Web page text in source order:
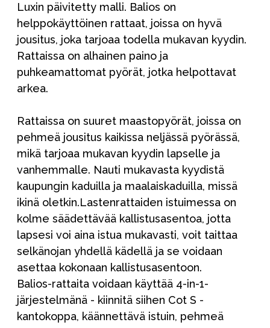
Luxin päivitetty malli. Balios on
helppokäyttöinen rattaat, joissa on hyvä
jousitus, joka tarjoaa todella mukavan kyydin.
Rattaissa on alhainen paino ja
puhkeamattomat pyörät, jotka helpottavat
arkea.
Rattaissa on suuret maastopyörät, joissa on
pehmeä jousitus kaikissa neljässä pyörässä,
mikä tarjoaa mukavan kyydin lapselle ja
vanhemmalle. Nauti mukavasta kyydistä
kaupungin kaduilla ja maalaiskaduilla, missä
ikinä oletkin.Lastenrattaiden istuimessa on
kolme säädettävää kallistusasentoa, jotta
lapsesi voi aina istua mukavasti, voit taittaa
selkänojan yhdellä kädellä ja se voidaan
asettaa kokonaan kallistusasentoon.
Balios-rattaita voidaan käyttää 4-in-1-
järjestelmänä - kiinnitä siihen Cot S -
kantokoppa, käännettävä istuin, pehmeä